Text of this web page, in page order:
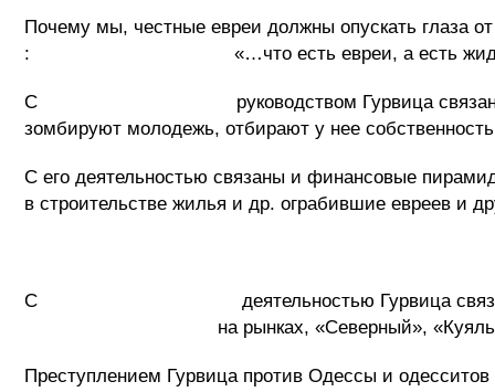
Почему мы, честные евреи должны опускать глаза
: «…что есть евреи, а есть
С руководством Гурвица связано
зомбируют молодежь, отбирают у нее
С его деятельностью связаны и финансовые
в строительстве жилья и др. ограбившие евреев и
С деятельностью Гурвица связаны все
на рынках, «Северный», «Куяльник» в
Преступлением Гурвица против Одессы и